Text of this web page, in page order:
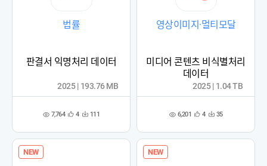
법률
판결서 익명처리 데이터
조 7,764 관
록
4 다 111
2025 | 193.76 MB
영상이미지·멀티모달
미디어 콘텐츠 비식별처리
데이터
조 6,201 관
록
4 다 35
2025 | 1.04 TB
NEW NEW